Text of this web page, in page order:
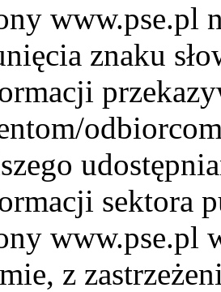
www.pse.pl
znaku
sektora
www.pse.pl
z